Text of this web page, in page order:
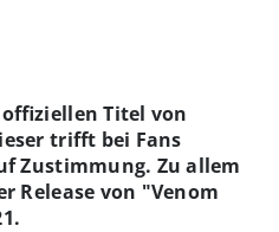
Titel von
trifft bei Fans
Zustimmung. Zu allem
Release von "Venom